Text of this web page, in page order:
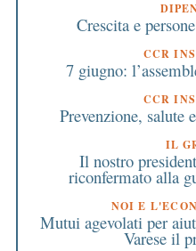
Crescita e
CCR
7 giugno:
CCR
Prevenzione, salute
IL
Il nostro
riconfermato alla
NOI E
Mutui agevolati per
Varese il